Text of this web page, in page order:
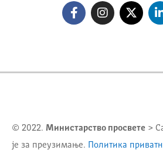
© 2022. Министарство просвете >
је за преузимање. Политика